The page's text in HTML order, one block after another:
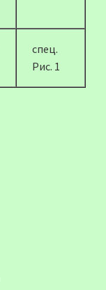
спец.
Рис. 1